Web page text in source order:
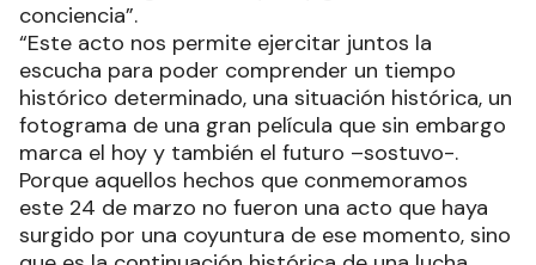
conciencia”.
“Este acto nos permite ejercitar juntos la
escucha para poder comprender un tiempo
histórico determinado, una situación histórica, un
fotograma de una gran película que sin embargo
marca el hoy y también el futuro –sostuvo-.
Porque aquellos hechos que conmemoramos
este 24 de marzo no fueron una acto que haya
surgido por una coyuntura de ese momento, sino